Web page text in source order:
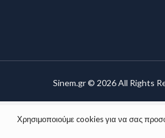
Sinem.gr © 2026 All Rights
Χρησιμοποιούμε cookies για να σας